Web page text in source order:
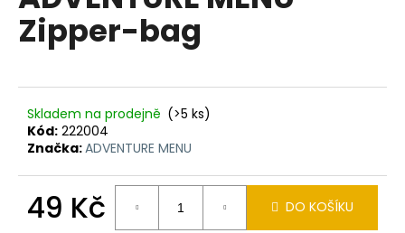
0,0
zZipper-bag
Skladem na prodejně (>5 ks)
Kód: 222004
Značka:ADVENTURE MENU
49 Kč DO KOŠÍKU
a
j
t
?
HLEDAT